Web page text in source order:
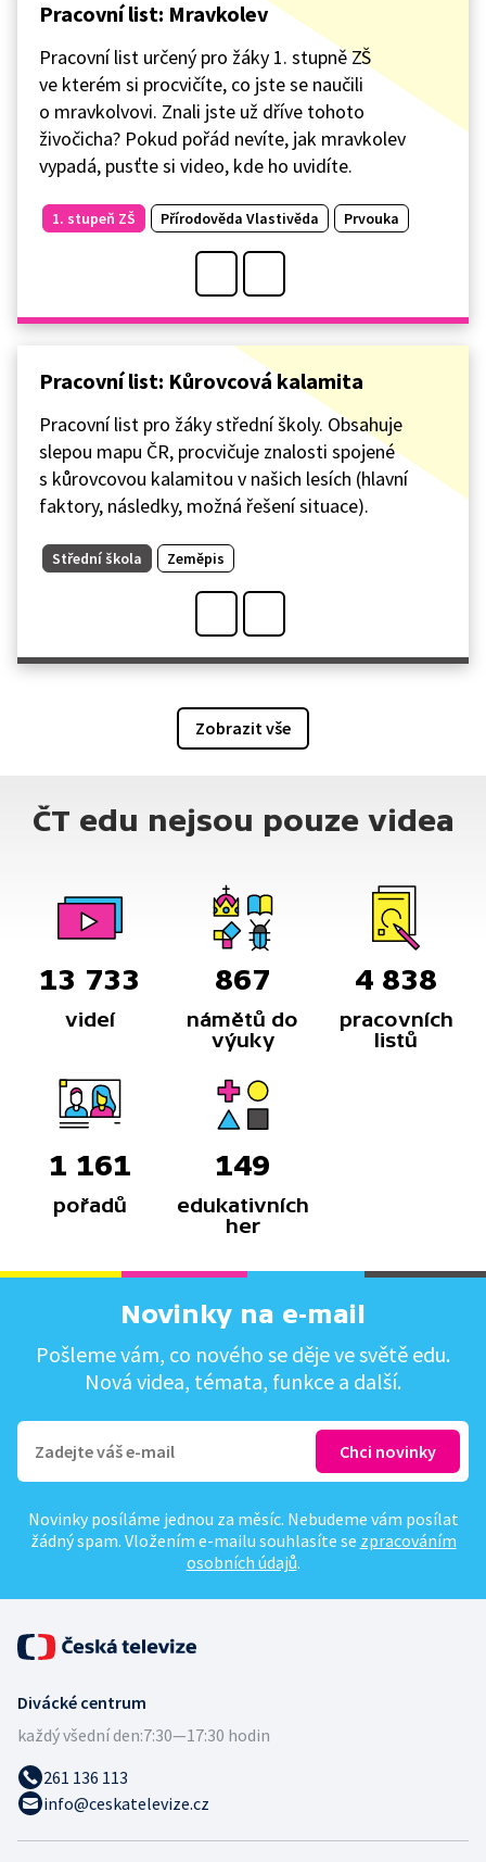
Pracovní list: Mravkolev
Pracovní list určený pro žáky 1. stupně ZŠ
ve kterém si procvičíte, co jste se naučili
o mravkolvovi. Znali jste už dříve tohoto
živočicha? Pokud pořád nevíte, jak mravkolev
vypadá, pusťte si video, kde ho uvidíte.
1. stupeň ZŠ Přírodověda Vlastivěda Prvouka
Pracovní list: Kůrovcová kalamita
Pracovní list pro žáky střední školy. Obsahuje
slepou mapu ČR, procvičuje znalosti spojené
s kůrovcovou kalamitou v našich lesích (hlavní
faktory, následky, možná řešení situace).
Střední škola Zeměpis
Zobrazit vše
ČT edu nejsou pouze videa
13 733
videí
867
námětů do
výuky
4 838
pracovních
listů
1 161
pořadů
149
edukativních
her
Novinky na e-mail
Pošleme vám, co nového se děje ve světě edu.
Nová videa, témata, funkce a další.
Novinky posíláme jednou za měsíc. Nebudeme vám posílat
žádný spam. Vložením e-mailu souhlasíte se zpracováním
osobních údajů.